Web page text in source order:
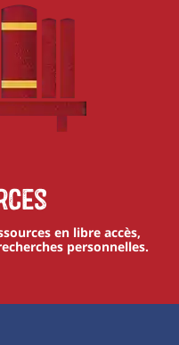
en libre accès,
personnelles.